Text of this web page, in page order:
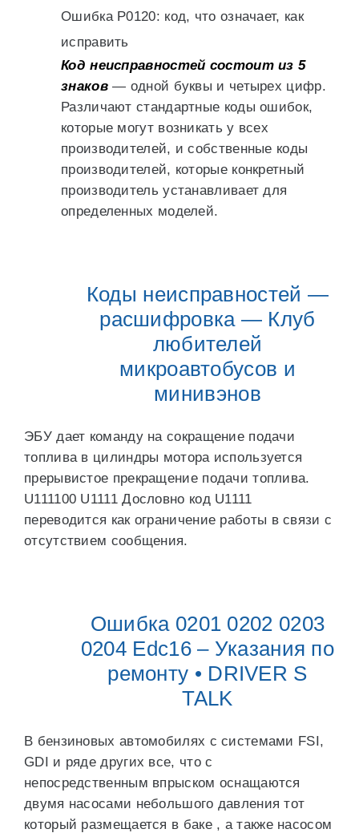
Ошибка Р0120: код, что означает, как
исправить
Код неисправностей состоит из 5
знаков— одной буквы и четырех цифр.
Различают стандартные коды ошибок,
которые могут возникать у всех
производителей, и собственные коды
производителей, которые конкретный
производитель устанавливает для
определенных моделей.
Коды неисправностей —
расшифровка — Клуб
любителей
микроавтобусов и
минивэнов
ЭБУ дает команду на сокращение подачи
топлива в цилиндры мотора используется
прерывистое прекращение подачи топлива.
U111100 U1111 Дословно код U1111
переводится как ограничение работы в связи с
отсутствием сообщения.
Ошибка 0201 0202 0203
0204 Edc16 – Указания по
ремонту • DRIVER S
TALK
В бензиновых автомобилях с системами FSI,
GDI и ряде других все, что с
непосредственным впрыском оснащаются
двумя насосами небольшого давления тот
который размещается в баке , а также насосом